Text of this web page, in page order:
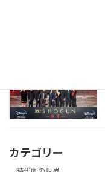
カテゴリー